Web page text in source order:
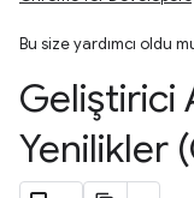
Bu size yardımcı oldu
Geliştirici
Yenilikler